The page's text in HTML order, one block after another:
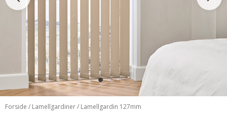
Forside / Lamellgardiner/ Lamellgardin 127mm